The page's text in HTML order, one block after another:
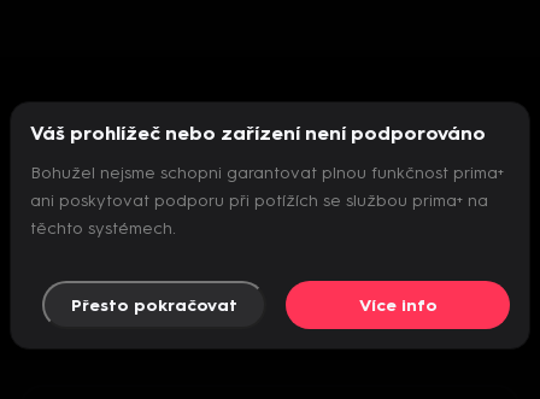
Nepodařilo se inicializovat přehrávač
Váš prohlížeč nebo zařízení není podporováno
Bohužel nejsme schopni garantovat plnou funkčnost prima+
ani poskytovat podporu při potížích se službou prima+ na
těchto systémech.
Přesto pokračovat Více info